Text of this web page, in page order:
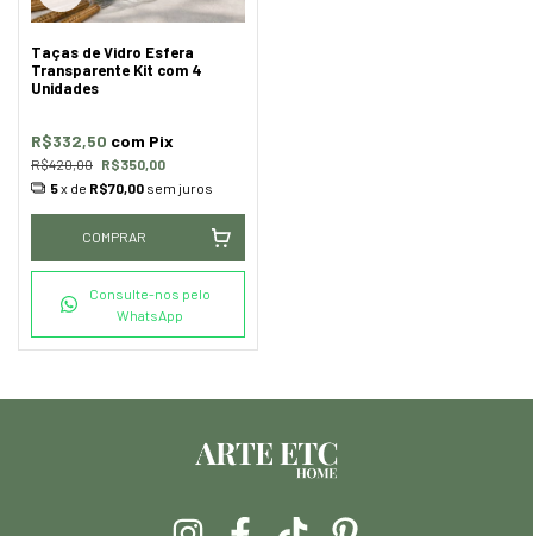
Taças de Vidro Esfera
Transparente Kit com 4
Unidades
R$420,00 R$350,00
R$332,50 com Pix
5x de R$70,00 sem juros
COMPRAR
Consulte-nos pelo
WhatsApp